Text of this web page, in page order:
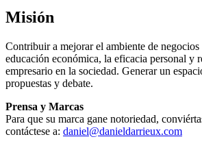
Misión
Contribuir a mejorar el ambiente de
educación económica, la eficacia personal y
empresario en la sociedad. Generar un
propuestas y debate.
Prensa y Marcas
Para que su marca gane notoriedad,
contáctese a: daniel@danieldarrieux.com